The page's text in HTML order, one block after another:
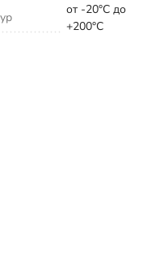
от -20°С до
+200°С